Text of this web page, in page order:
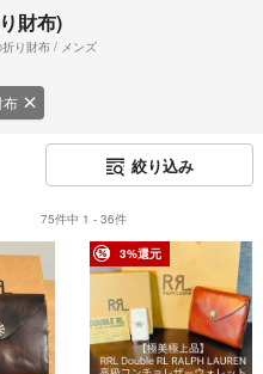
財布)
り財布 / メンズ
布
絞り込み
75件中 1 - 36件
3%還元